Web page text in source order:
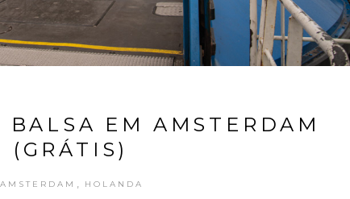
EM AMSTERDAM
(GRÁTIS)
AMSTERDAM , HOLANDA